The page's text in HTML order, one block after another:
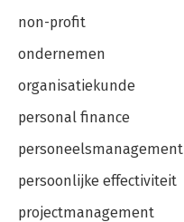
non-profit
ondernemen
organisatiekunde
personal finance
personeelsmanagement
persoonlijke effectiviteit
projectmanagement